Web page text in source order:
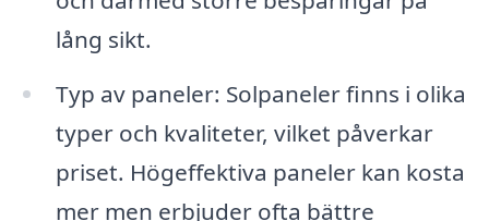
lång sikt.
Typ av paneler: Solpaneler finns i olika
typer och kvaliteter, vilket påverkar
priset. Högeffektiva paneler kan kosta
mer men erbjuder ofta bättre